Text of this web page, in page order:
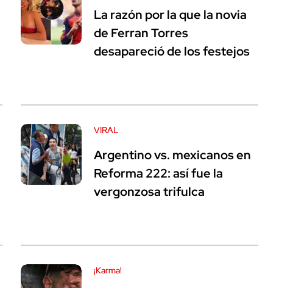
La razón por la que la novia
de Ferran Torres
desapareció de los festejos
VIRAL
Argentino vs. mexicanos en
Reforma 222: así fue la
vergonzosa trifulca
¡Karma!